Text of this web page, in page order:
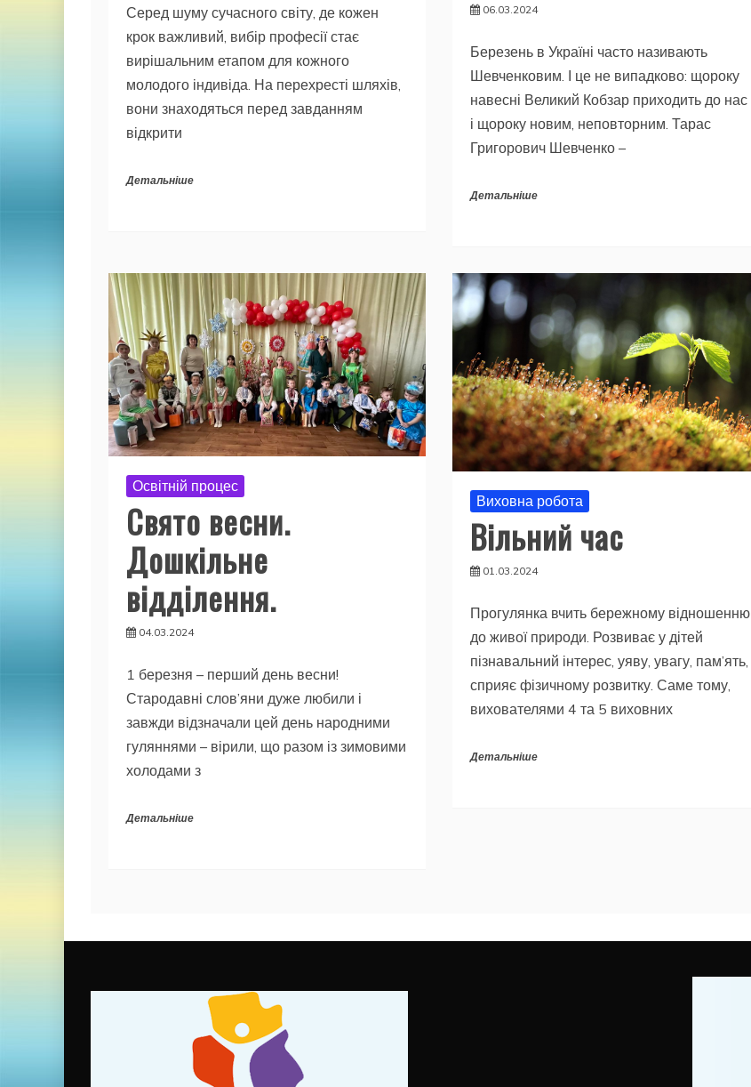
Серед шуму сучасного світу, де кожен
крок важливий, вибір професії стає
вирішальним етапом для кожного
молодого індивіда. На перехресті шляхів,
вони знаходяться перед завданням
відкрити
Детальніше
06.03.2024
Березень в Україні часто називають
Шевченковим. І це не випадково: щороку
навесні Великий Кобзар приходить до нас
і щороку новим, неповторним. Тарас
Григорович Шевченко –
Детальніше
Освітній процес
Свято весни.
Дошкільне
відділення.
04.03.2024
1 березня – перший день весни!
Стародавні слов’яни дуже любили і
завжди відзначали цей день народними
гуляннями – вірили, що разом із зимовими
холодами з
Детальніше
Виховна робота
Вільний час
01.03.2024
Прогулянка вчить бережному відношенню
до живої природи. Розвиває у дітей
пізнавальний інтерес, уяву, увагу, пам’ять,
сприяє фізичному розвитку. Саме тому,
вихователями 4 та 5 виховних
Детальніше